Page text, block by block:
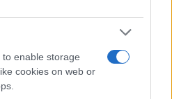
enable storage
cookies on web or